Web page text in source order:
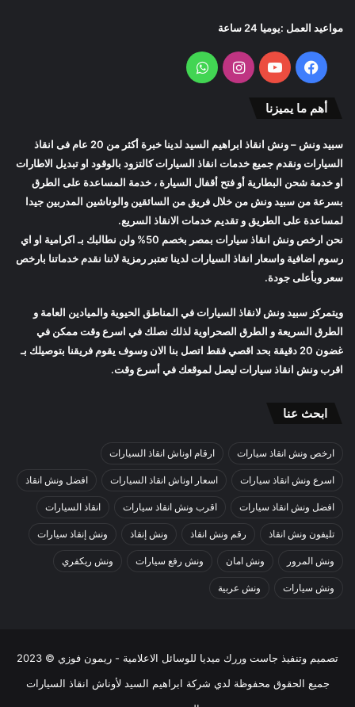
مواعيد العمل :يوميا 24 ساعة
فيسبوكيوتيوب انستقرامواتساب
أهم ما يميزنا
سبيد ونش
– ونش انقاذ ابراهيم السيد لدينا خبرة أكثر من 20 عام فى انقاذ
السيارات ونقدم جميع خدمات انقاذ السيارات كالتزود بالوقود او تبديل الاطارات
او خدمة شحن البطارية أو فتح أقفال السيارة ، خدمة المساعدة على الطرق
بسرعة من سبيد ونش من خلال فريق من السائقين والوناشين المدربين جيدا
لمساعدة على الطريق و تقديم خدمات الانقاذ السريع.
نحن ارخص ونش انقاذ سيارات
بمصر بخصم 50% ولن نطالبك بـ اكرامية او اي
رسوم اضافية واسعار انقاذ السياراتلدينا تعتبر رمزية لاننا نقدم خدماتنا بارخص
سعر وبأعلى جودة.
ويتمركز سبيد ونش لانقاذ السيارات في المناطق الحيوية والميادين العامة و
الطرق السريعة و الطرق الصحراوية لذلك نصلك في اسرع وقت ممكن في
غضون 20 دقيقة بحد اقصي فقط اتصل بنا الان وسوف يقوم فريقنا بتوصيلك بـ
اقربونش انقاذ سياراتليصل لموقعك في أسرع وقت.
ابحث عنا
ارخص ونش انقاذ سيارات ارقام اوناش انقاذ السيارات
اسرع ونش انقاذ سيارات اسعار اوناش انقاذ السيارات افضل ونش انقاذ
افضل ونش انقاذ سيارات اقرب ونش انقاذ سيارات انقاذ السيارات
تليفون ونش انقاذ رقم ونش انقاذ ونش إنقاذ ونش إنقاذ سيارات
ونش المرور ونش امان ونش رفع سيارات ونش ريكفري
ونش سيارات ونش عربية
تصميم وتنفيذ جاست وررك ميديا للوسائل الاعلامية - ريمون فوزي
© 2023
جميع الحقوق محفوظة لدي شركة ابراهيم السيد لأوناش انقاذ السيارات